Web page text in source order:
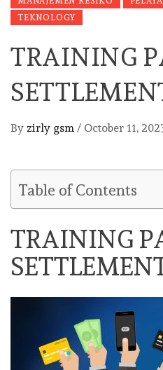
TEKNOLOGY
TRAINING
By zirly gsm / October 11,
Table of Contents
TRAINING